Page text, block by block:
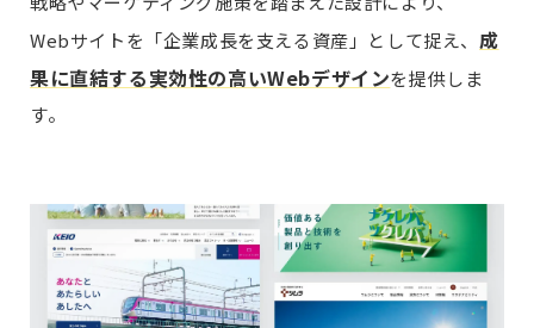
Webサイトを「企業成長を支える資産」として捉え、 成
果に直結する実効性の高いWebデザインを提供しま
す。